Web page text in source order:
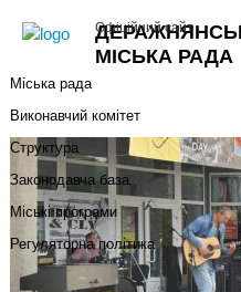
МІСЬКА РАДА
Офіційний сайт
+
Міський голова
Міська рада
Виконавчий комітет
Структура
Законодавча база
Міські програми
Регуляторна політика